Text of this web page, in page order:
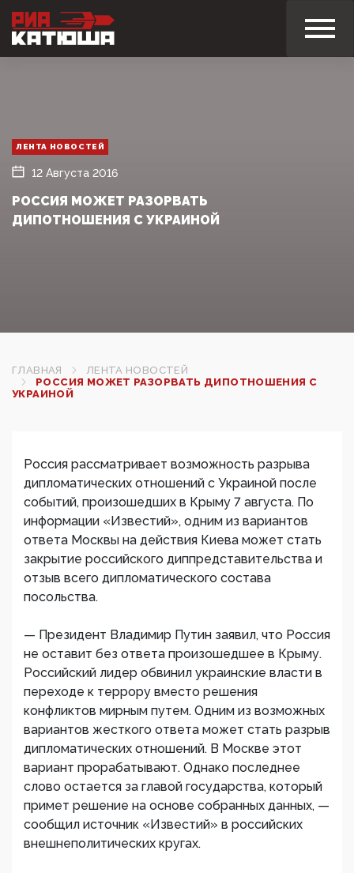
ЛЕНТА НОВОСТЕЙ
12 Августа 2016
РОССИЯ МОЖЕТ РАЗОРВАТЬ
ДИПОТНОШЕНИЯ С УКРАИНОЙ
ГЛАВНАЯ
ЛЕНТА НОВОСТЕЙ
РОССИЯ МОЖЕТ РАЗОРВАТЬ ДИПОТНОШЕНИЯ С
УКРАИНОЙ
Россия рассматривает возможность разрыва
дипломатических отношений с Украиной после
событий, произошедших в Крыму 7 августа. По
информации «Известий», одним из вариантов
ответа Москвы на действия Киева может стать
закрытие российского диппредставительства и
отзыв всего дипломатического состава
посольства.
— Президент Владимир Путин заявил, что Россия
не оставит без ответа произошедшее в Крыму.
Российский лидер обвинил украинские власти в
переходе к террору вместо решения
конфликтов мирным путем. Одним из возможных
вариантов жесткого ответа может стать разрыв
дипломатических отношений. В Москве этот
вариант прорабатывают. Однако последнее
слово остается за главой государства, который
примет решение на основе собранных данных, —
сообщил источник «Известий» в российских
внешнеполитических кругах.